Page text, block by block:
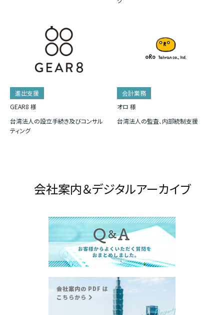
進出支援
GEAR8 様
台湾法人の設立手続き及びコンサル
ティング
会計業務
オロ 様
台湾法人の監査、内部統制支援
会社案内＆デジタルアーカイブ